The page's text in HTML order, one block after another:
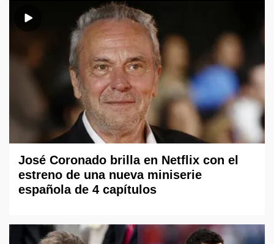
José Coronado brilla en Netflix con el
estreno de una nueva miniserie
española de 4 capítulos